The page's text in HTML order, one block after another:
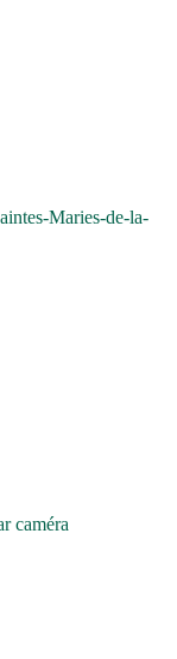
Maries-de-la-
caméra